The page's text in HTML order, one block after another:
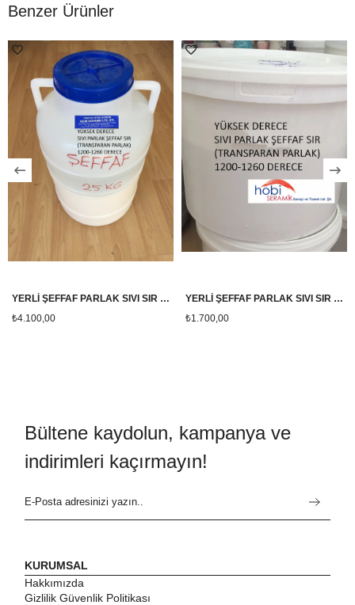
Benzer Ürünler
YERLİ ŞEFFAF PARLAK SIVI SIR *YÜKSEK DERECE *( 1200-1260 ) 25KG
₺4.100,00
YERLİ ŞEFFAF PARLAK SIVI SIR *YÜKSEK DERECE *( 1200-1260 ) 10KG
₺1.700,00
Bültene kaydolun, kampanya ve
indirimleri kaçırmayın!
KURUMSAL
Hakkımızda
Gizlilik Güvenlik Politikası